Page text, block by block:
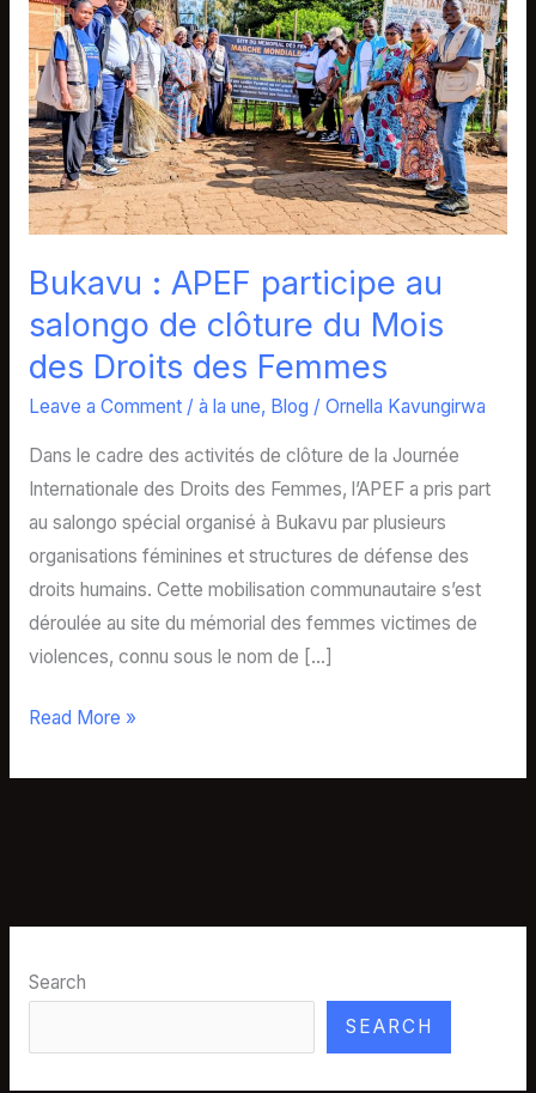
Bukavu : APEF participe au
salongo de clôture du Mois
des Droits des Femmes
Leave a Comment / à la une, Blog / Ornella Kavungirwa
Dans le cadre des activités de clôture de la Journée
Internationale des Droits des Femmes, l’APEF a pris part
au salongo spécial organisé à Bukavu par plusieurs
organisations féminines et structures de défense des
droits humains. Cette mobilisation communautaire s’est
déroulée au site du mémorial des femmes victimes de
violences, connu sous le nom de […]
participe
au
salongo
de
clôture
du
Mois
Droits
des
Read More »
Search
SEARCH